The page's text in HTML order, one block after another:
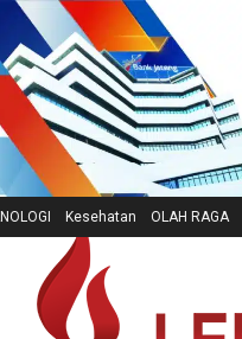
Kesehatan OLAH RAGA